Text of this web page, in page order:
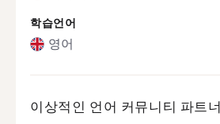
학습언어
영어
이상적인 언어 커뮤니티 파트너